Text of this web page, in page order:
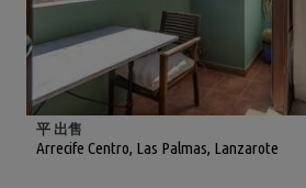
Arrecife Centro, Las Palmas, Lanzarote
平 出售